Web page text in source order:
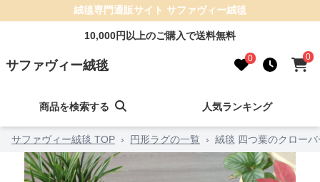
絨毯専門通販サイト サファヴィー絨毯
10,000円以上のご購入で送料無料
サファヴィー絨毯 0 0
商品を検索する 人気ランキング
サファヴィー絨毯 TOP › 円形ラグの一覧 › 絨毯 四つ葉のクロー